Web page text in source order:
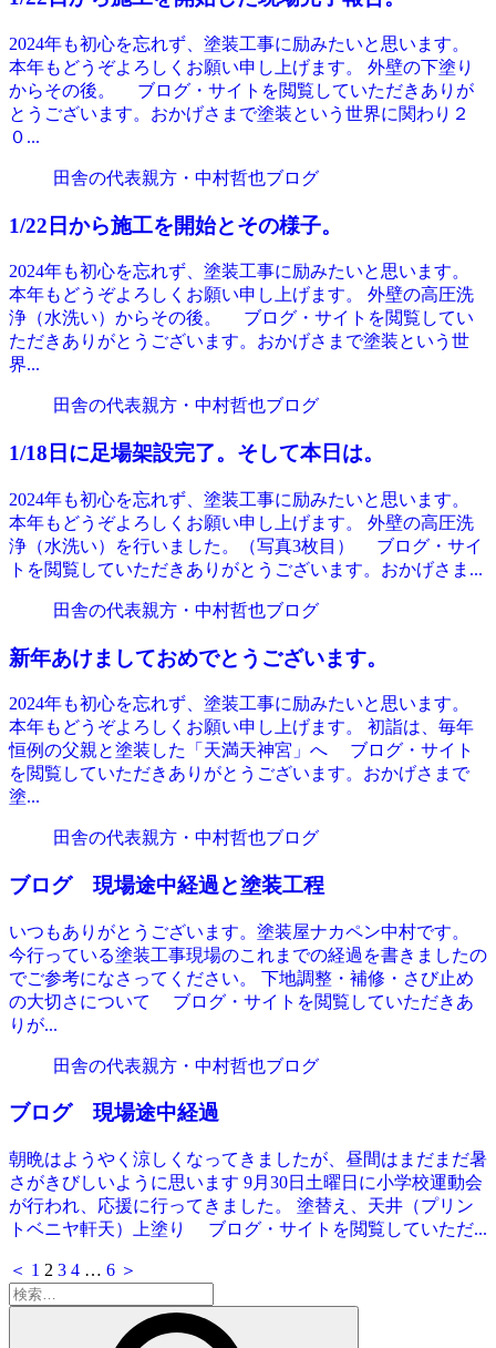
2024年も初心を忘れず、塗装工事に励みたいと思います。
本年もどうぞよろしくお願い申し上げます。 外壁の下塗り
からその後。 ブログ・サイトを閲覧していただきありが
とうございます。おかげさまで塗装という世界に関わり２
０...
田舎の代表親方・中村哲也ブログ
1/22日から施工を開始とその様子。
2024年も初心を忘れず、塗装工事に励みたいと思います。
本年もどうぞよろしくお願い申し上げます。 外壁の高圧洗
浄（水洗い）からその後。 ブログ・サイトを閲覧してい
ただきありがとうございます。おかげさまで塗装という世
界...
田舎の代表親方・中村哲也ブログ
1/18日に足場架設完了。そして本日は。
2024年も初心を忘れず、塗装工事に励みたいと思います。
本年もどうぞよろしくお願い申し上げます。 外壁の高圧洗
浄（水洗い）を行いました。（写真3枚目） ブログ・サイ
トを閲覧していただきありがとうございます。おかげさま...
田舎の代表親方・中村哲也ブログ
新年あけましておめでとうございます。
2024年も初心を忘れず、塗装工事に励みたいと思います。
本年もどうぞよろしくお願い申し上げます。 初詣は、毎年
恒例の父親と塗装した「天満天神宮」へ ブログ・サイト
を閲覧していただきありがとうございます。おかげさまで
塗...
田舎の代表親方・中村哲也ブログ
ブログ 現場途中経過と塗装工程
いつもありがとうございます。塗装屋ナカペン中村です。
今行っている塗装工事現場のこれまでの経過を書きましたの
でご参考になさってください。 下地調整・補修・さび止め
の大切さについて ブログ・サイトを閲覧していただきあ
りが...
田舎の代表親方・中村哲也ブログ
ブログ 現場途中経過
朝晩はようやく涼しくなってきましたが、昼間はまだまだ暑
さがきびしいように思います 9月30日土曜日に小学校運動会
が行われ、応援に行ってきました。 塗替え、天井（プリン
トベニヤ軒天）上塗り ブログ・サイトを閲覧していただ...
＜ 1 2 3 4 … 6 ＞
検
索: